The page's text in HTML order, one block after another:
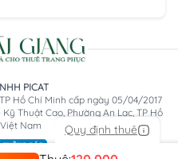
Quy định thuê
PICAT
Hồ Chí Minh cấp ngày 05/04/2017
Thuật Cao, Phường An Lạc, TP Hồ
Nam